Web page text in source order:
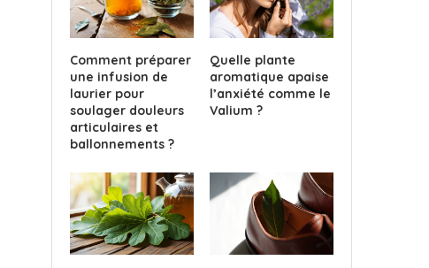
Comment préparer
une infusion de
laurier pour
soulager douleurs
articulaires et
ballonnements ?
Quelle plante
aromatique apaise
l’anxiété comme le
Valium ?